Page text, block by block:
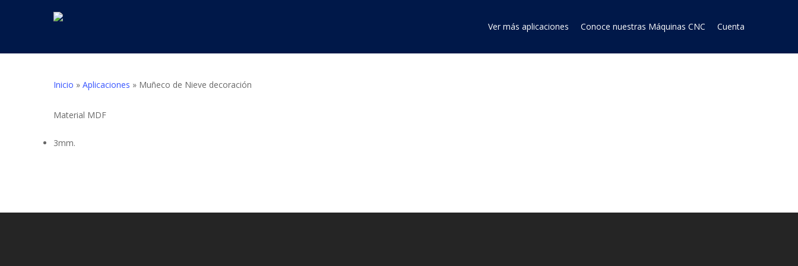
content
Ver más aplicaciones Conoce nuestras Máquinas CNC Cuenta
Inicio » Aplicaciones » Muñeco de Nieve decoración
Material MDF
3mm.